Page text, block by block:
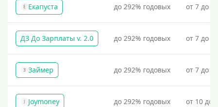
Е Екапуста до 292% годовых от 7 до
ДЗ До Зарплаты v. 2.0 до 292% годовых от 7 до
З Займер до 292% годовых от 7 до
J Joymoney до 292% годовых от 10 до